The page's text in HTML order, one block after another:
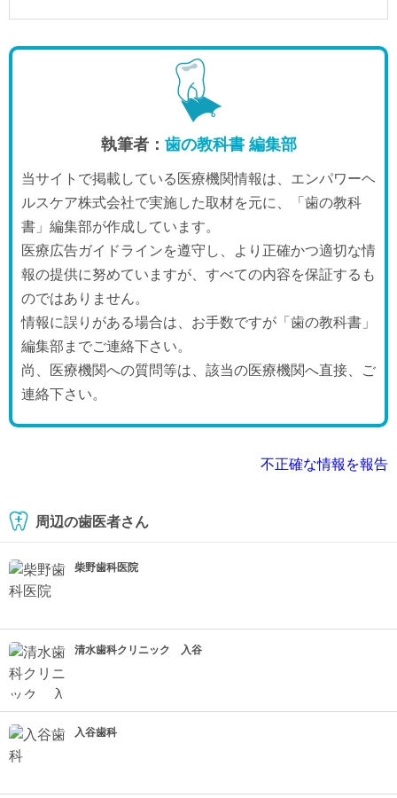
執筆者： 歯の教科書 編集部
当サイトで掲載している医療機関情報は、エンパワーヘ
ルスケア株式会社で実施した取材を元に、「歯の教科
書」編集部が作成しています。
医療広告ガイドラインを遵守し、より正確かつ適切な情
報の提供に努めていますが、すべての内容を保証するも
のではありません。
情報に誤りがある場合は、お手数ですが「歯の教科書」
編集部までご連絡下さい。
尚、医療機関への質問等は、該当の医療機関へ直接、ご
連絡下さい。
不正確な情報を報告
周辺の歯医者さん
柴野歯科医院
清水歯科クリニック 入谷
入谷歯科